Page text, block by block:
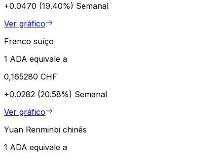
+0.0470 (19.40%) Semanal
Ver gráfico
Franco suíço
1 ADA equivale a
0,165280 CHF
+0.0282 (20.58%) Semanal
Ver gráfico
Yuan Renminbi chinês
1 ADA equivale a